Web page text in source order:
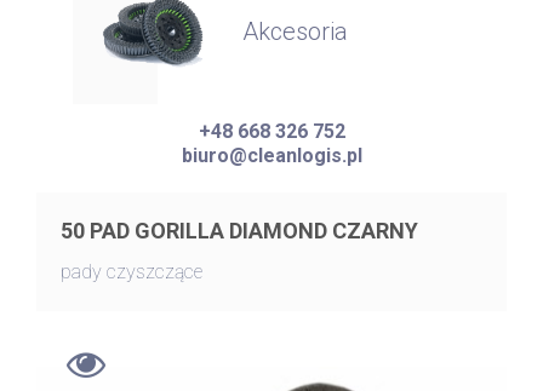
Akcesoria
+48 668 326 752
biuro@cleanlogis.pl
50 PAD GORILLA DIAMOND CZARNY
pady czyszczące